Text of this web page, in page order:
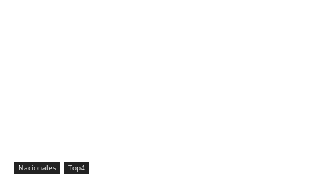
Nacionales Top4